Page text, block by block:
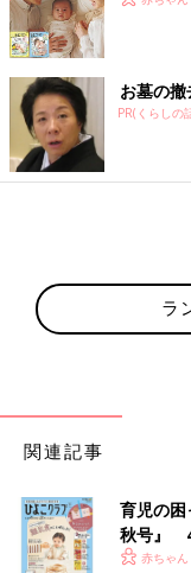
お墓の
PR(くらしの
ラ
関連記事
育児の
秋号』 4
いっぱい
赤ちゃ